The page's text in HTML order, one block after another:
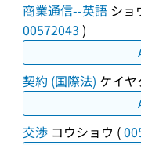
商業通信--英語 ショ
00572043 )
契約 (国際法) ケイ
交渉 コウショウ (